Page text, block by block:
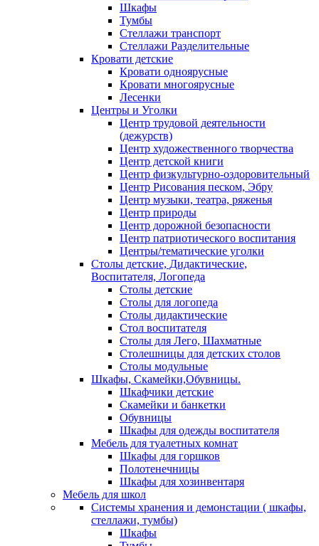
Шкафы
Тумбы
Стеллажи транспорт
Стеллажи Разделительные
Кровати детские
Кровати одноярусные
Кровати многоярусные
Лесенки
Центры и Уголки
Центр трудовой деятельности
(дежурств)
Центр художественного творчества
Центр детской книги
Центр физкультурно-оздоровительный
Центр Рисования песком, Эбру
Центр музыки, театра, ряженья
Центр природы
Центр дорожной безопасности
Центр патриотического воспитания
Центры/тематические уголки
Столы детские, Дидактические,
Воспитателя, Логопеда
Столы детские
Столы для логопеда
Столы дидактические
Стол воспитателя
Столы для Лего, Шахматные
Столешницы для детских столов
Столы модульные
Шкафы, Скамейки,Обувницы.
Шкафчики детские
Скамейки и банкетки
Обувницы
Шкафы для одежды воспитателя
Мебель для туалетных комнат
Шкафы для горшков
Полотенечницы
Шкафы для хозинвентаря
Мебель для школ
Системы хранения и демонстации ( шкафы,
стеллажи, тумбы)
Шкафы